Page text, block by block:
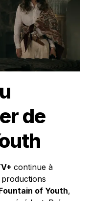
de
continue à
of Youth,